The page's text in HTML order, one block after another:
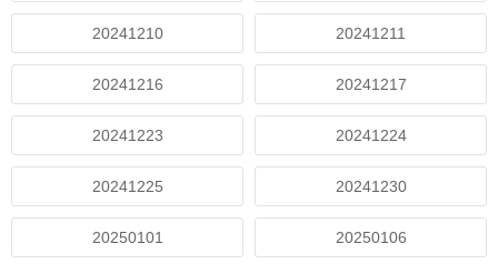
20241210 20241211
20241216 20241217
20241223 20241224
20241225 20241230
20250101 20250106